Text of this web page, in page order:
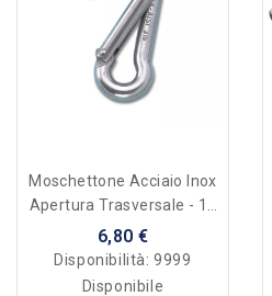
Moschettone Acciaio Inox
Apertura Trasversale - 10
Mm
6,80 €
Disponibilità:9999
Disponibile